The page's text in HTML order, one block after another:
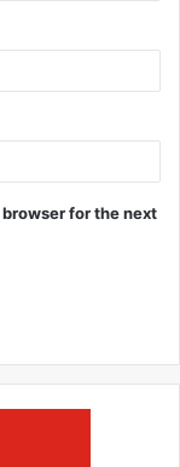
for the next